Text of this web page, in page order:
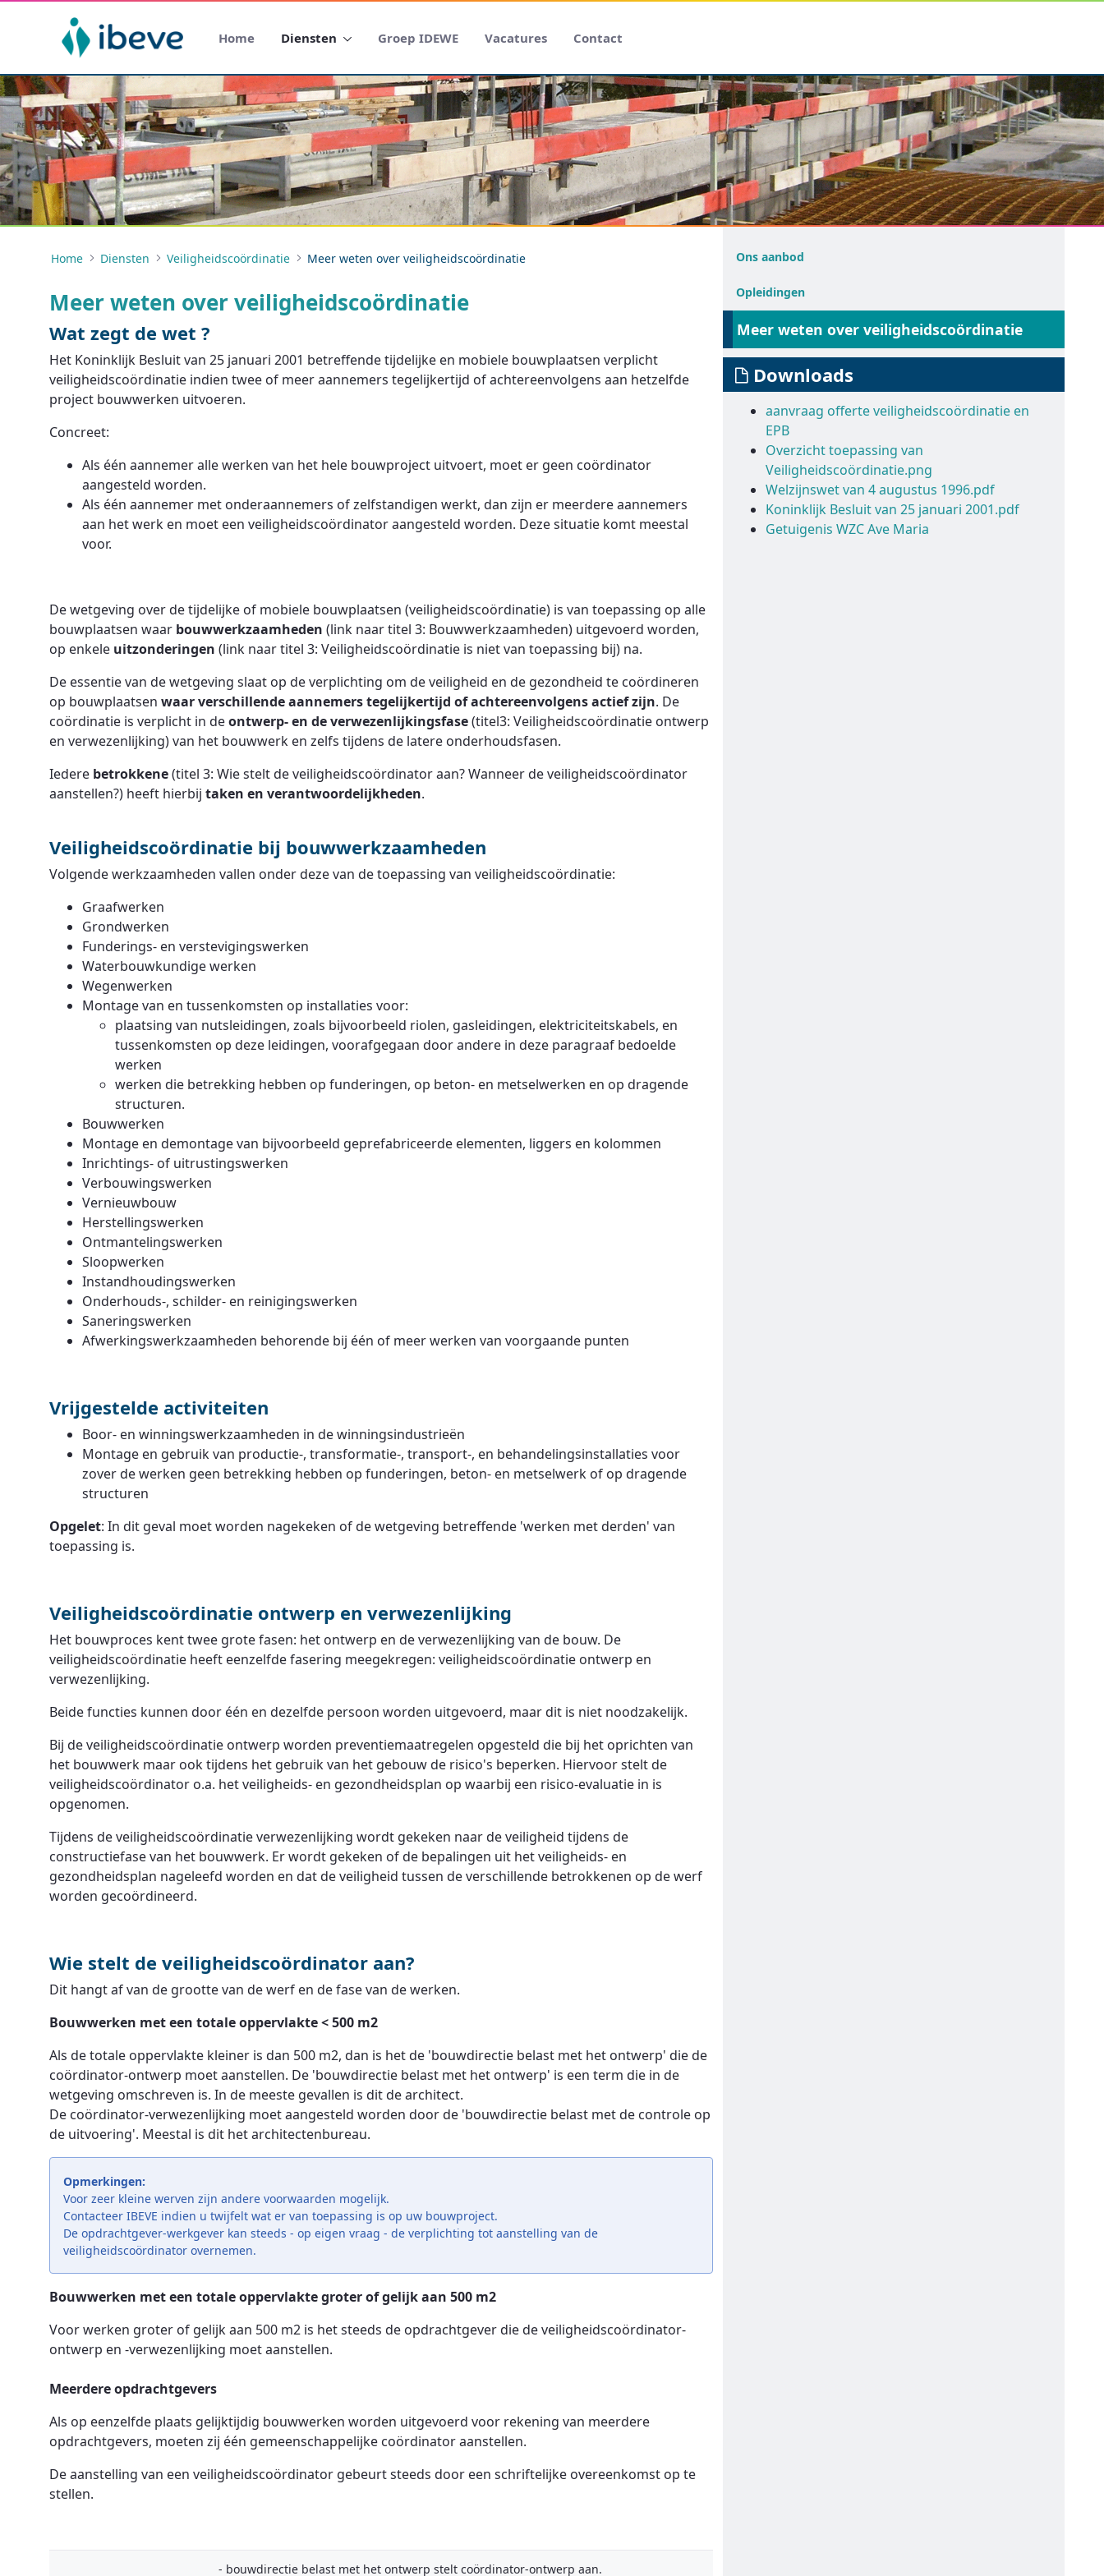
Home Diensten Groep IDEWE Vacatures Contact
Home Diensten Veiligheidscoördinatie Meer weten over veiligheidscoördinatie
Meer weten over veiligheidscoördinatie
Wat zegt de wet ?
Het Koninklijk Besluit van 25 januari 2001 betreffende tijdelijke en mobiele bouwplaatsen verplicht
veiligheidscoördinatie indien twee of meer aannemers tegelijkertijd of achtereenvolgens aan hetzelfde
project bouwwerken uitvoeren.
Concreet:
Als één aannemer alle werken van het hele bouwproject uitvoert, moet er geen coördinator
aangesteld worden.
Als één aannemer met onderaannemers of zelfstandigen werkt, dan zijn er meerdere aannemers
aan het werk en moet een veiligheidscoördinator aangesteld worden. Deze situatie komt meestal
voor.
De wetgeving over de tijdelijke of mobiele bouwplaatsen (veiligheidscoördinatie) is van toepassing op alle
bouwplaatsen waar bouwwerkzaamheden (link naar titel 3: Bouwwerkzaamheden) uitgevoerd worden,
op enkele uitzonderingen (link naar titel 3: Veiligheidscoördinatie is niet van toepassing bij) na.
De essentie van de wetgeving slaat op de verplichting om de veiligheid en de gezondheid te coördineren
op bouwplaatsen waar verschillende aannemers tegelijkertijd of achtereenvolgens actief zijn. De
coördinatie is verplicht in deontwerp- en de verwezenlijkingsfase(titel3: Veiligheidscoördinatie ontwerp
en verwezenlijking) van het bouwwerk en zelfs tijdens de latere onderhoudsfasen.
Iedere betrokkene(titel 3: Wie stelt de veiligheidscoördinator aan? Wanneer de veiligheidscoördinator
aanstellen?) heeft hierbij taken en verantwoordelijkheden.
Veiligheidscoördinatie bij bouwwerkzaamheden
Volgende werkzaamheden vallen onder deze van de toepassing van veiligheidscoördinatie:
Graafwerken
Grondwerken
Funderings- en verstevigingswerken
Waterbouwkundige werken
Wegenwerken
Montage van en tussenkomsten op installaties voor:
plaatsing van nutsleidingen, zoals bijvoorbeeld riolen, gasleidingen, elektriciteitskabels, en
tussenkomsten op deze leidingen, voorafgegaan door andere in deze paragraaf bedoelde
werken
werken die betrekking hebben op funderingen, op beton- en metselwerken en op dragende
structuren.
Bouwwerken
Montage en demontage van bijvoorbeeld geprefabriceerde elementen, liggers en kolommen
Inrichtings- of uitrustingswerken
Verbouwingswerken
Vernieuwbouw
Herstellingswerken
Ontmantelingswerken
Sloopwerken
Instandhoudingswerken
Onderhouds-, schilder- en reinigingswerken
Saneringswerken
Afwerkingswerkzaamheden behorende bij één of meer werken van voorgaande punten
Vrijgestelde activiteiten
Boor- en winningswerkzaamheden in de winningsindustrieën
Montage en gebruik van productie-, transformatie-, transport-, en behandelingsinstallaties voor
zover de werken geen betrekking hebben op funderingen, beton- en metselwerk of op dragende
structuren
Opgelet: In dit geval moet worden nagekeken of de wetgeving betreffende 'werken met derden' van
toepassing is.
Veiligheidscoördinatie ontwerp en verwezenlijking
Het bouwproces kent twee grote fasen: het ontwerp en de verwezenlijking van de bouw. De
veiligheidscoördinatie heeft eenzelfde fasering meegekregen: veiligheidscoördinatie ontwerp en
verwezenlijking.
Beide functies kunnen door één en dezelfde persoon worden uitgevoerd, maar dit is niet noodzakelijk.
Bij de veiligheidscoördinatie ontwerp worden preventiemaatregelen opgesteld die bij het oprichten van
het bouwwerk maar ook tijdens het gebruik van het gebouw de risico's beperken. Hiervoor stelt de
veiligheidscoördinator o.a. het veiligheids- en gezondheidsplan op waarbij een risico-evaluatie in is
opgenomen.
Tijdens de veiligheidscoördinatie verwezenlijking wordt gekeken naar de veiligheid tijdens de
constructiefase van het bouwwerk. Er wordt gekeken of de bepalingen uit het veiligheids- en
gezondheidsplan nageleefd worden en dat de veiligheid tussen de verschillende betrokkenen op de werf
worden gecoördineerd.
Wie stelt de veiligheidscoördinator aan?
Dit hangt af van de grootte van de werf en de fase van de werken.
Bouwwerken met een totale oppervlakte < 500 m2
Als de totale oppervlakte kleiner is dan 500 m2, dan is het de 'bouwdirectie belast met het ontwerp' die de
coördinator-ontwerp moet aanstellen. De 'bouwdirectie belast met het ontwerp' is een term die in de
wetgeving omschreven is. In de meeste gevallen is dit de architect.
De coördinator-verwezenlijking moet aangesteld worden door de 'bouwdirectie belast met de controle op
de uitvoering'. Meestal is dit het architectenbureau.
Opmerkingen:
Voor zeer kleine werven zijn andere voorwaarden mogelijk.
Contacteer IBEVE indien u twijfelt wat er van toepassing is op uw bouwproject.
De opdrachtgever-werkgever kan steeds - op eigen vraag - de verplichting tot aanstelling van de
veiligheidscoördinator overnemen.
Bouwwerken met een totale oppervlakte groter of gelijk aan 500 m2
Voor werken groter of gelijk aan 500 m2 is het steeds de opdrachtgever die de veiligheidscoördinator-
ontwerp en -verwezenlijking moet aanstellen.
Meerdere opdrachtgevers
Als op eenzelfde plaats gelijktijdig bouwwerken worden uitgevoerd voor rekening van meerdere
opdrachtgevers, moeten zij één gemeenschappelijke coördinator aanstellen.
De aanstelling van een veiligheidscoördinator gebeurt steeds door een schriftelijke overeenkomst op te
stellen.
- bouwdirectie belast met het ontwerp stelt coördinator-ontwerp aan.
Ons aanbod
Opleidingen
Meer weten over veiligheidscoördinatie
Downloads
aanvraag offerte veiligheidscoördinatie en
EPB
Overzicht toepassing van
Veiligheidscoördinatie.png
Welzijnswet van 4 augustus 1996.pdf
Koninklijk Besluit van 25 januari 2001.pdf
Getuigenis WZC Ave Maria